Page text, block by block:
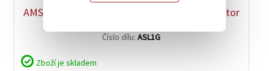
AMSOIL Signature Series 5W-30 Synthetic Motor
Číslo dílu:ASL1G
Zboží je skladem